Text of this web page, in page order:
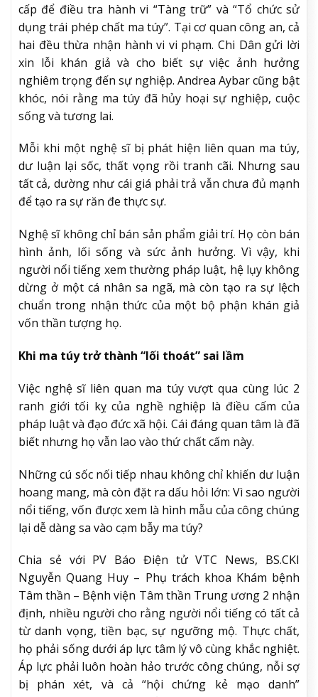
cấp để điều tra hành vi “Tàng trữ” và “Tổ chức sử
dụng trái phép chất ma túy”. Tại cơ quan công an, cả
hai đều thừa nhận hành vi vi phạm. Chi Dân gửi lời
xin lỗi khán giả và cho biết sự việc ảnh hưởng
nghiêm trọng đến sự nghiệp. Andrea Aybar cũng bật
khóc, nói rằng ma túy đã hủy hoại sự nghiệp, cuộc
sống và tương lai.
Mỗi khi một nghệ sĩ bị phát hiện liên quan ma túy,
dư luận lại sốc, thất vọng rồi tranh cãi. Nhưng sau
tất cả, dường như cái giá phải trả vẫn chưa đủ mạnh
để tạo ra sự răn đe thực sự.
Nghệ sĩ không chỉ bán sản phẩm giải trí. Họ còn bán
hình ảnh, lối sống và sức ảnh hưởng. Vì vậy, khi
người nổi tiếng xem thường pháp luật, hệ lụy không
dừng ở một cá nhân sa ngã, mà còn tạo ra sự lệch
chuẩn trong nhận thức của một bộ phận khán giả
vốn thần tượng họ.
Khi ma túy trở thành “lối thoát” sai lầm
Việc nghệ sĩ liên quan ma túy vượt qua cùng lúc 2
ranh giới tối kỵ của nghề nghiệp là điều cấm của
pháp luật và đạo đức xã hội. Cái đáng quan tâm là đã
biết nhưng họ vẫn lao vào thứ chất cấm này.
Những cú sốc nối tiếp nhau không chỉ khiến dư luận
hoang mang, mà còn đặt ra dấu hỏi lớn: Vì sao người
nổi tiếng, vốn được xem là hình mẫu của công chúng
lại dễ dàng sa vào cạm bẫy ma túy?
Chia sẻ với PV Báo Điện tử VTC News, BS.CKI
Nguyễn Quang Huy – Phụ trách khoa Khám bệnh
Tâm thần – Bệnh viện Tâm thần Trung ương 2 nhận
định, nhiều người cho rằng người nổi tiếng có tất cả
từ danh vọng, tiền bạc, sự ngưỡng mộ. Thực chất,
họ phải sống dưới áp lực tâm lý vô cùng khắc nghiệt.
Áp lực phải luôn hoàn hảo trước công chúng, nỗi sợ
bị phán xét, và cả “hội chứng kẻ mạo danh”